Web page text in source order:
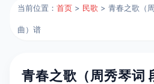
当前位置：首页 > 民歌 > 青春之歌（
曲）谱
青春之歌（周秀琴词